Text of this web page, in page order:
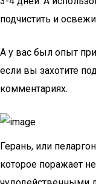
подчистить и
А у вас был опыт
если вы захотите
комментариях.
Герань, или
которое поражает